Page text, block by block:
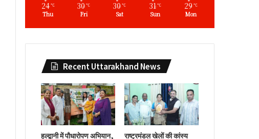
24 ℃
Thu
30 ℃
Fri
30 ℃
Sat
31℃
Sun
29 ℃
Mon
Recent Uttarakhand News
हल्द्वानी में पौधारोपण अभियान,
राष्ट्रमंडल खेलों की कांस्य